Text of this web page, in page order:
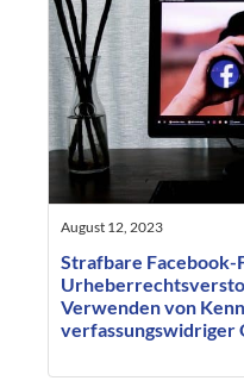
August 12, 2023
Strafbare Facebook-
Verwenden von
verfassungswidriger